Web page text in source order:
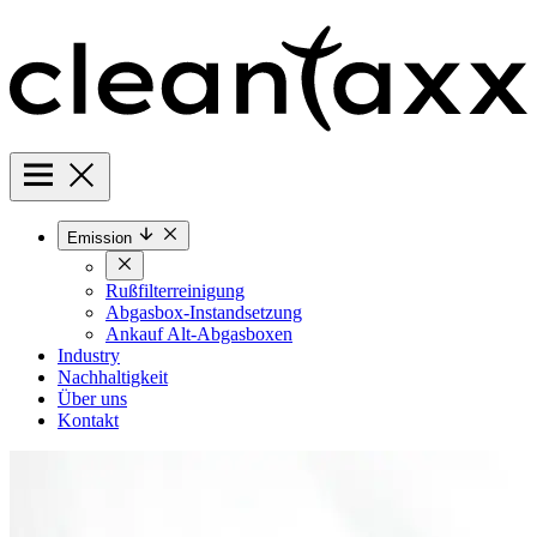
Emission
Rußfilterreinigung
Abgasbox-Instandsetzung
Ankauf Alt-Abgasboxen
Industry
Nachhaltigkeit
Über uns
Kontakt